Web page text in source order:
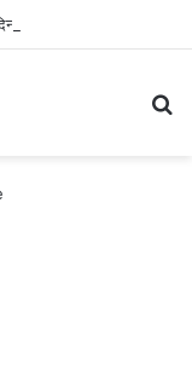
बारिश का अलर्ट